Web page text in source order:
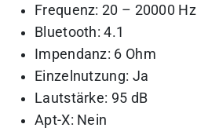
Frequenz: 20 – 20000 Hz
Bluetooth: 4.1
Impendanz: 6 Ohm
Einzelnutzung: Ja
Lautstärke: 95 dB
Apt-X: Nein